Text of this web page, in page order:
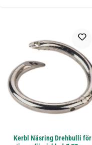
Kerbl Näsring Drehbulli för